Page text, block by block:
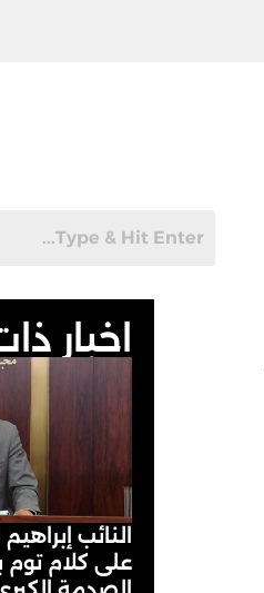
اخبار
النائب
على كلام توم